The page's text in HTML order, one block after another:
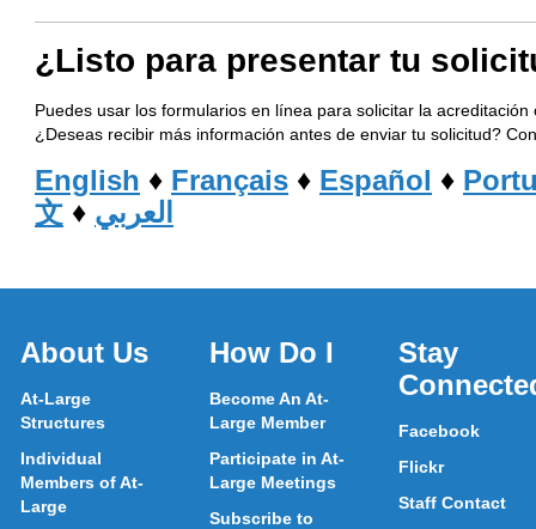
¿Listo para presentar tu
Puedes usar los formularios en línea para solicitar la
¿Deseas recibir más información antes de enviar tu solicitud?
English ♦ Français ♦ Español ♦
文 ♦ العربي
About Us
At-Large
Structures
Individual
Members of At-
Large
How Do I
Become An At-
Large Member
Participate in At-
Large Meetings
Subscribe to
Stay
Facebook
Flickr
Staff Contact